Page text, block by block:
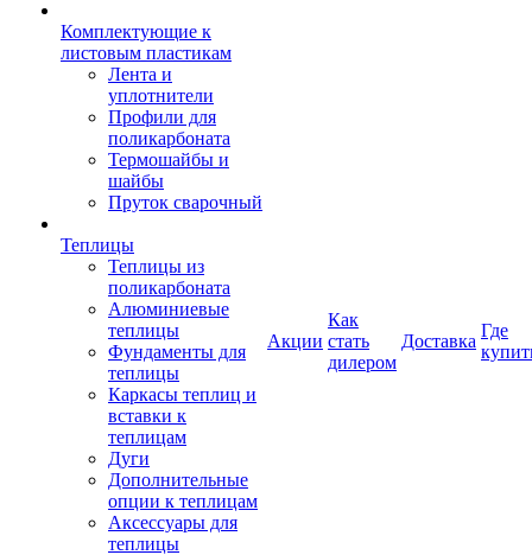
Комплектующие к
листовым пластикам
Лента и
уплотнители
Профили для
поликарбоната
Термошайбы и
шайбы
Пруток сварочный
Теплицы
Теплицы из
поликарбоната
Алюминиевые
теплицы
Фундаменты для
теплицы
Каркасы теплиц и
вставки к
теплицам
Дуги
Дополнительные
опции к теплицам
Аксессуары для
теплицы
Акции
Как
стать
дилером
Доставка
Где